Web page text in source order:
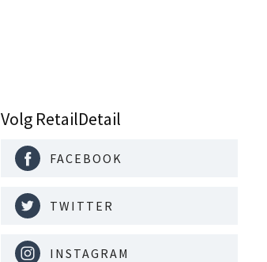
Volg RetailDetail
FACEBOOK
TWITTER
INSTAGRAM